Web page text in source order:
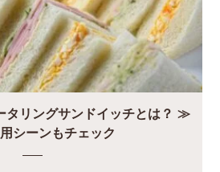
タリングサンドイッチとは？
シーンもチェック